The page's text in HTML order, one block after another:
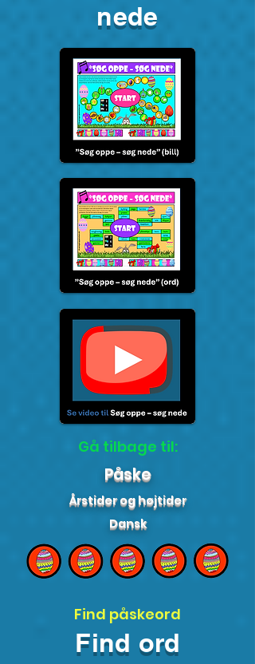
nede
Gå tilbage til:
Påske
Årstider og højtider
Dansk
Find påskeord
Find ord